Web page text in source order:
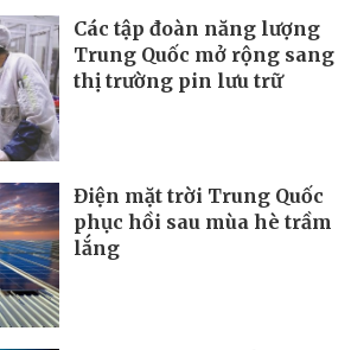
Các tập đoàn năng lượng
Trung Quốc mở rộng sang
thị trường pin lưu trữ
Điện mặt trời Trung Quốc
phục hồi sau mùa hè trầm
lắng